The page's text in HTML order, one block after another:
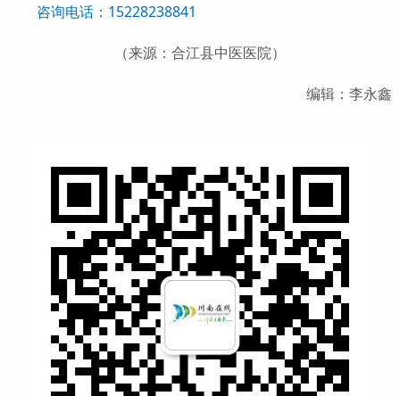
咨询电话：15228238841
（来源：合江县中医医院）
编辑：李永鑫